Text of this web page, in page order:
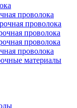
проволока
проволока
проволока
проволока
проволока
материалы